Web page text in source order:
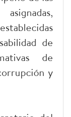
de
de
y